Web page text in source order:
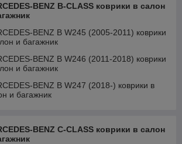
и багажникBENZ B-CLASS коврики в салон
BENZ B W245 (2005-2011) коврики
и багажник
BENZ B W246 (2011-2018) коврики
и багажник
BENZ B W247 (2018-) коврики в
и багажник
BENZ C-CLASS коврики в салон